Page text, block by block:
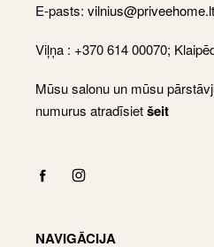
E-pasts: vilnius@priveehome.lt
Viļņa : +370 614 00070;
Mūsu salonu un mūsu
numurus atradīsietšeit
NAVIGĀCIJA